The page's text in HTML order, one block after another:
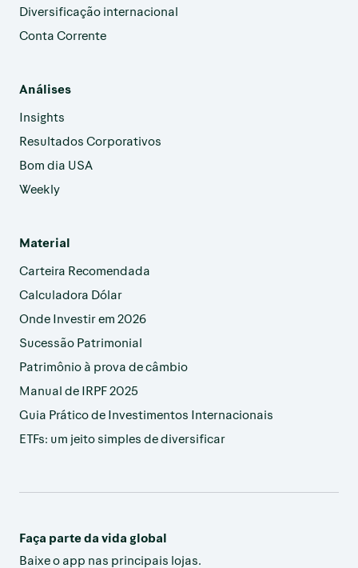
Diversificação internacional
Conta Corrente
Análises
Insights
Resultados Corporativos
Bom dia USA
Weekly
Material
Carteira Recomendada
Calculadora Dólar
Onde Investir em 2026
Sucessão Patrimonial
Patrimônio à prova de câmbio
Manual de IRPF 2025
Guia Prático de Investimentos Internacionais
ETFs: um jeito simples de diversificar
Faça parte da vida global
Baixe o app nas principais lojas.